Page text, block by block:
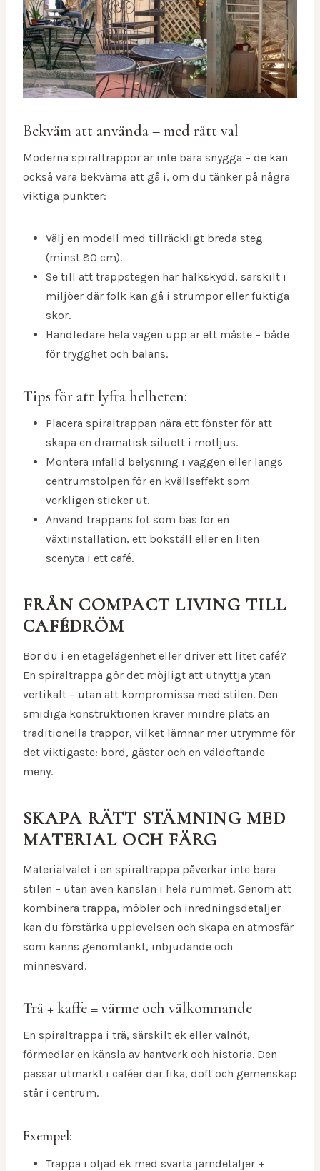
Bekväm att använda – med rätt val
Moderna spiraltrappor är inte bara snygga – de kan
också vara bekväma att gå i, om du tänker på några
viktiga punkter:
Välj en modell med tillräckligt breda steg
(minst 80 cm).
Se till att trappstegen har halkskydd, särskilt i
miljöer där folk kan gå i strumpor eller fuktiga
skor.
Handledare hela vägen upp är ett måste – både
för trygghet och balans.
Tips för att lyfta helheten:
Placera spiraltrappan nära ett fönster för att
skapa en dramatisk siluett i motljus.
Montera infälld belysning i väggen eller längs
centrumstolpen för en kvällseffekt som
verkligen sticker ut.
Använd trappans fot som bas för en
växtinstallation, ett bokställ eller en liten
scenyta i ett café.
FRÅN COMPACT LIVING TILL
CAFÉDRÖM
Bor du i en etagelägenhet eller driver ett litet café?
En spiraltrappa gör det möjligt att utnyttja ytan
vertikalt – utan att kompromissa med stilen. Den
smidiga konstruktionen kräver mindre plats än
traditionella trappor, vilket lämnar mer utrymme för
det viktigaste: bord, gäster och en väldoftande
meny.
SKAPA RÄTT STÄMNING MED
MATERIAL OCH FÄRG
Materialvalet i en spiraltrappa påverkar inte bara
stilen – utan även känslan i hela rummet. Genom att
kombinera trappa, möbler och inredningsdetaljer
kan du förstärka upplevelsen och skapa en atmosfär
som känns genomtänkt, inbjudande och
minnesvärd.
Trä + kaffe = värme och välkomnande
En spiraltrappa i trä, särskilt ek eller valnöt,
förmedlar en känsla av hantverk och historia. Den
passar utmärkt i caféer där fika, doft och gemenskap
står i centrum.
Exempel:
Trappa i oljad ek med svarta järndetaljer +